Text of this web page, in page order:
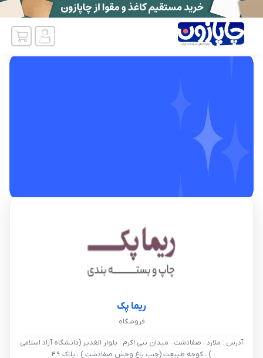
ریما پک
فروشگاه
آدرس : ملارد ، صفادشت ، میدان نبی اکرم ، بلوار الغدیر (دانشگاه آزاد اسلامی
) ، کوچه طبیعت (جنب باغ وحش صفادشت ) ، پلاک ۴۹